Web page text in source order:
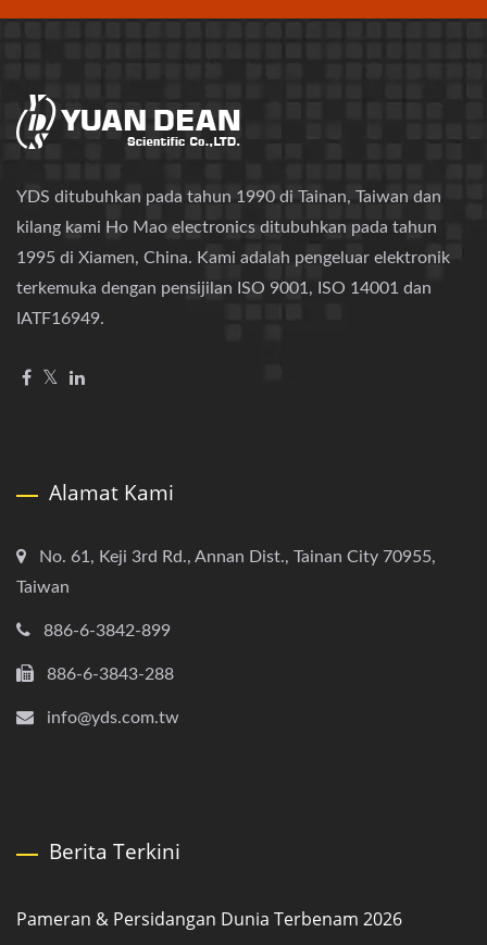
YDS ditubuhkan pada tahun 1990 di Tainan, Taiwan dan
kilang kami Ho Mao electronics ditubuhkan pada tahun
1995 di Xiamen, China. Kami adalah pengeluar elektronik
terkemuka dengan pensijilan ISO 9001, ISO 14001 dan
IATF16949.
Alamat Kami
No. 61, Keji 3rd Rd., Annan Dist., Tainan City 70955,
Taiwan
886-6-3842-899
886-6-3843-288
info@yds.com.tw
Berita Terkini
Pameran & Persidangan Dunia Terbenam 2026